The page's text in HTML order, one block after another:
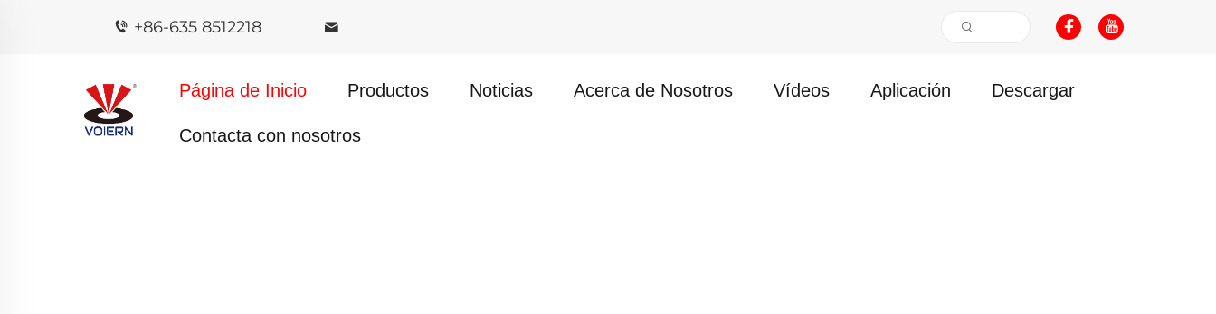
+86-635 8512218
Página de Inicio Productos Noticias Acerca de Nosotros Vídeos Aplicación Descargar
Contacta con nosotros